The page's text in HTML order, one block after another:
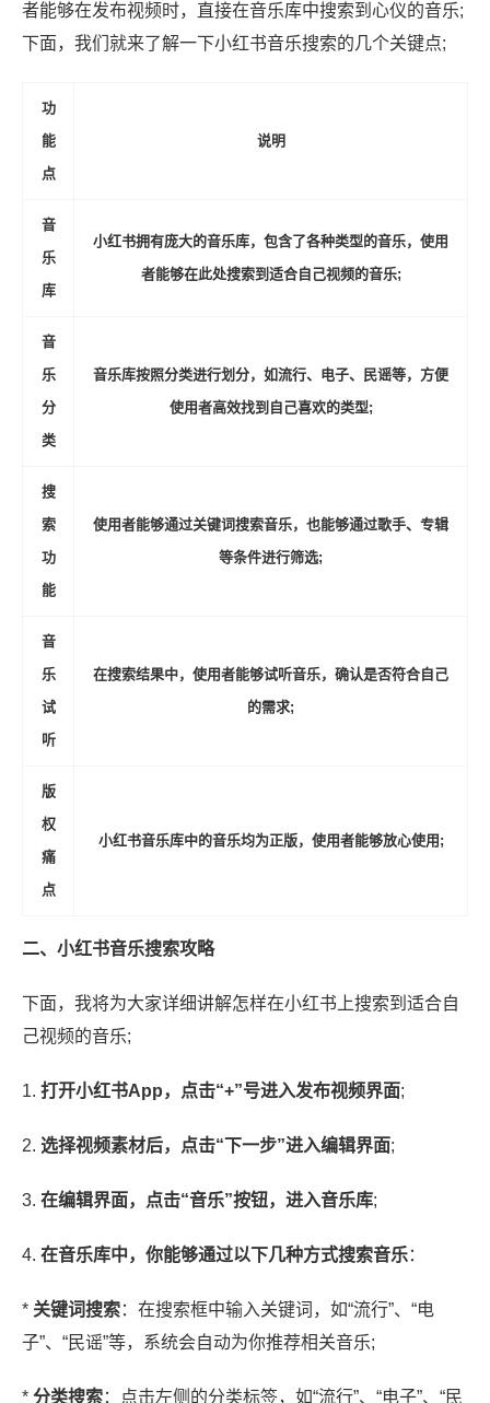
者能够在发布视频时，直接在音乐库中搜索到心仪的音乐;
下面，我们就来了解一下小红书音乐搜索的几个关键点;
功
能
点
说明
音
乐
库
小红书拥有庞大的音乐库，包含了各种类型的音乐，使用
者能够在此处搜索到适合自己视频的音乐;
音
乐
分
类
音乐库按照分类进行划分，如流行、电子、民谣等，方便
使用者高效找到自己喜欢的类型;
搜
索
功
能
使用者能够通过关键词搜索音乐，也能够通过歌手、专辑
等条件进行筛选;
音
乐
试
听
在搜索结果中，使用者能够试听音乐，确认是否符合自己
的需求;
版
权
痛
点
小红书音乐库中的音乐均为正版，使用者能够放心使用;
二、小红书音乐搜索攻略
下面，我将为大家详细讲解怎样在小红书上搜索到适合自
己视频的音乐;
1. 打开小红书App，点击“+”号进入发布视频界面;
2. 选择视频素材后，点击“下一步”进入编辑界面;
3. 在编辑界面，点击“音乐”按钮，进入音乐库;
4. 在音乐库中，你能够通过以下几种方式搜索音乐：
* 关键词搜索：在搜索框中输入关键词，如“流行”、“电
子”、“民谣”等，系统会自动为你推荐相关音乐;
* 分类搜索：点击左侧的分类标签，如“流行”、“电子”、“民